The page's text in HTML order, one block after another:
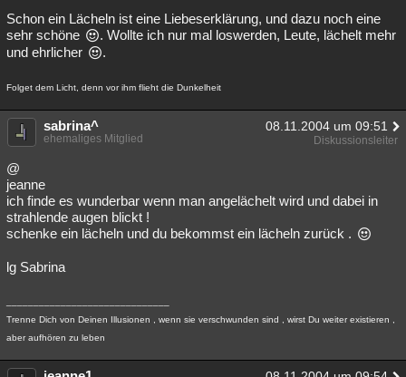
Schon ein Lächeln ist eine Liebeserklärung, und dazu noch eine
sehr schöne
. Wollte ich nur mal loswerden, Leute, lächelt mehr
und ehrlicher
.
Folget dem Licht, denn vor ihm flieht die Dunkelheit
sabrina^ 08.11.2004 um 09:51
ehemaliges Mitglied Diskussionsleiter
@
jeanne
ich finde es wunderbar wenn man angelächelt wird und dabei in
strahlende augen blickt !
schenke ein lächeln und du bekommst ein lächeln zurück .
lg Sabrina
Trenne Dich von Deinen Illusionen , wenn sie verschwunden sind , wirst Du weiter existieren ,
aber aufhören zu leben